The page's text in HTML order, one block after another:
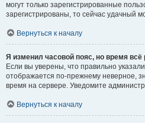
могут только зарегистрированные
зарегистрированы, то сейчас удачный
Вернуться к началу
Я изменил часовой пояс, но время всё
Если вы уверены, что правильно
отображается по-прежнему неверное,
время на сервере. Уведомите
Вернуться к началу